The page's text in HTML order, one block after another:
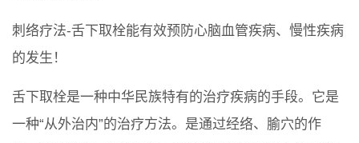
刺络疗法-舌下取栓能有效预防心脑血管疾病、慢性疾病
的发生！
舌下取栓是一种中华民族特有的治疗疾病的手段。它是
一种“从外治内”的治疗方法。是通过经络、腧穴的作